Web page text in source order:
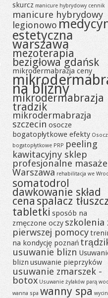
skurcz manicure hybrydowy cennik
manicure hybrydowy
legionowo
estetyczna
warszawa
mezoterapia
bezigłowa gdańsk
mikrodermabrazja ceny
na blizny
mikrodermabrazja
tradzik
mikrodermabrazja
szczecin osocze
bogatopłytkowe efekty
bogatopłytkowe PRP peeling
kawitacyjny sklep
profesjonalne masaże
Warszawa rehabilitacja we
somatodrol
dawkowanie skład
cena spalacz
tabletki sposób na
zmęczone oczy szkolenia
pierwszej pomocy
na kondycję poznań
usuwanie blizn
blizn usuwanie pieprzyków
usuwanie zmarszek -
botox Usuwanie żylaków parą
wanna spa wanny spa